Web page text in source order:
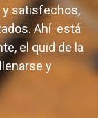
satisfechos,
Ahí está
el quid de la
y